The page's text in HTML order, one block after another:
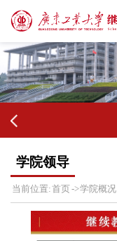
学院领导
当前位置:首页->学院概况